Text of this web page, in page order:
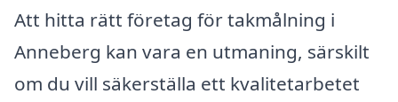
Att hitta rätt företag för takmålning i
Anneberg kan vara en utmaning, särskilt
om du vill säkerställa ett kvalitetarbetet